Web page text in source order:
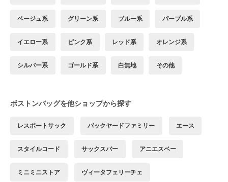
ベージュ系 グリーン系 ブルー系 パープル系
イエロー系 ピンク系 レッド系 オレンジ系
シルバー系 ゴールド系 白無地 その他
ボストンバッグを他ショップから探す
レスポートサック バックヤードファミリー エース
スタイルコード サックスバー アニエスベー
ミニミニストア ヴィータフェリーチェ